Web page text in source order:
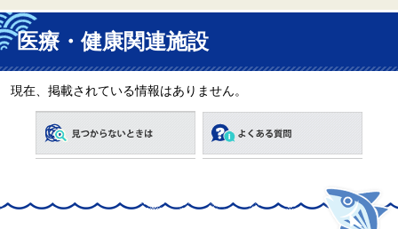
本
文
へ
本
文 医療・健康関連施設
現在、掲載されている情報はありません。